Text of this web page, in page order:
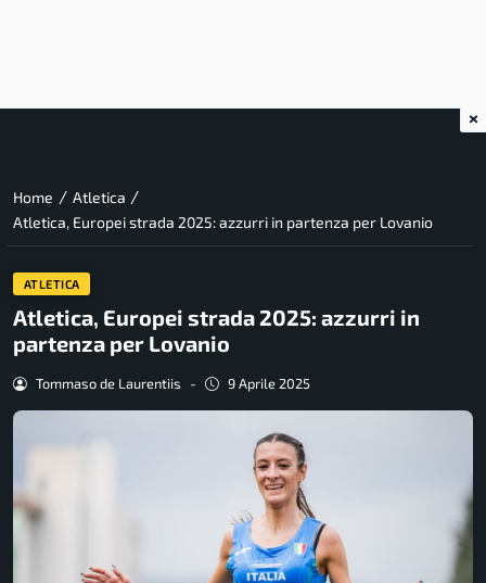
Home / Atletica /
Atletica, Europei strada 2025: azzurri in partenza per Lovanio
ATLETICA
Atletica, Europei strada 2025: azzurri in
partenza per Lovanio
Tommaso de Laurentiis - 9 Aprile 2025
×